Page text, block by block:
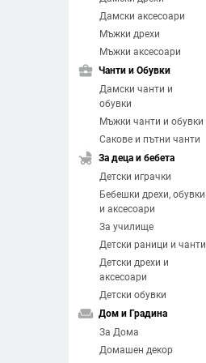
Дамски аксесоари
Мъжки дрехи
Мъжки аксесоари
business_center Чанти и Обувки
Дамски чанти и
обувки
Мъжки чанти и обувки
Сакове и пътни чанти
child_friendly За деца и бебета
Детски играчки
Бебешки дрехи, обувки
и аксесоари
За училище
Детски раници и чанти
Детски дрехи и
аксесоари
Детски обувки
weekend Дом и Градина
За Дома
Домашен декор